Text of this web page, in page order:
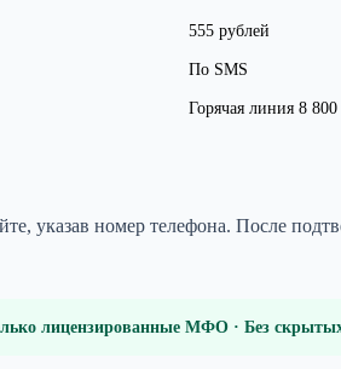
555 рублей
По SMS
Горячая линия 8
указав номер телефона. После
лицензированные МФО · Без